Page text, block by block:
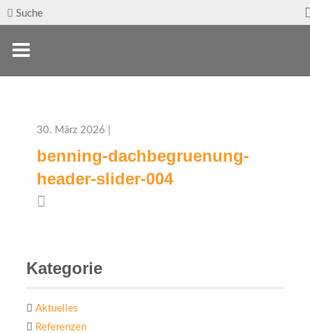
Suche
30. März 2026 |
benning-dachbegruenung-
header-slider-004
Kategorie
Aktuelles
Referenzen